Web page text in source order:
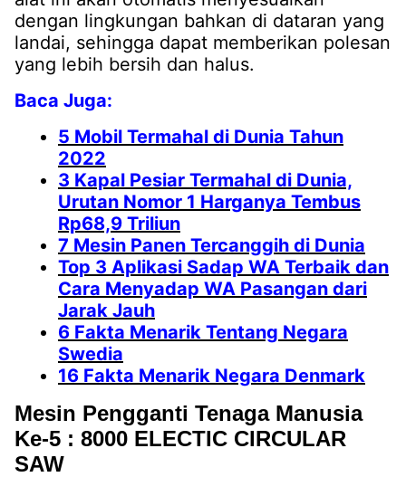
dengan lingkungan bahkan di dataran yang
landai, sehingga dapat memberikan polesan
yang lebih bersih dan halus.
Baca Juga:
5 Mobil Termahal di Dunia Tahun
2022
3 Kapal Pesiar Termahal di Dunia,
Urutan Nomor 1 Harganya Tembus
Rp68,9 Triliun
7 Mesin Panen Tercanggih di Dunia
Top 3 Aplikasi Sadap WA Terbaik dan
Cara Menyadap WA Pasangan dari
Jarak Jauh
6 Fakta Menarik Tentang Negara
Swedia
16 Fakta Menarik Negara Denmark
Mesin Pengganti Tenaga Manusia
Ke-5 : 8000 ELECTIC CIRCULAR
SAW